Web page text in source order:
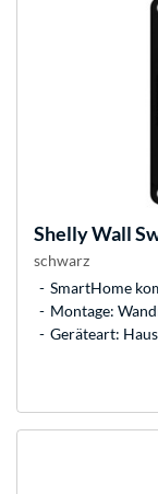
ShellyWall
schwarz
SmartHome
Montage:
Geräteart: